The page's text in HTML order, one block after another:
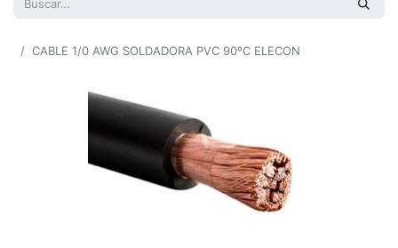
CABLE 1/0 AWG SOLDADORA PVC 90ºC ELECON